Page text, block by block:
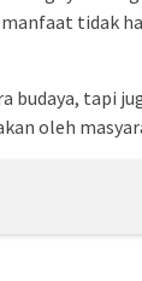
tidak
budaya, tapi
oleh